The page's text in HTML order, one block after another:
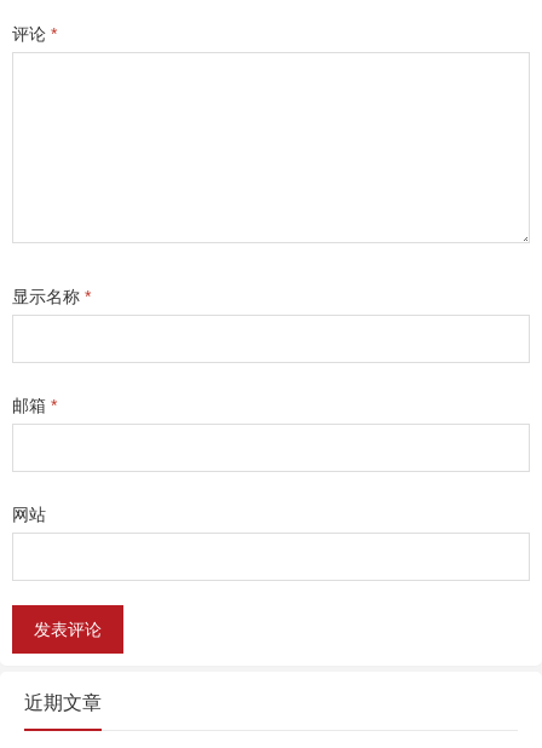
评论 *
显示名称 *
邮箱 *
网站
近期文章